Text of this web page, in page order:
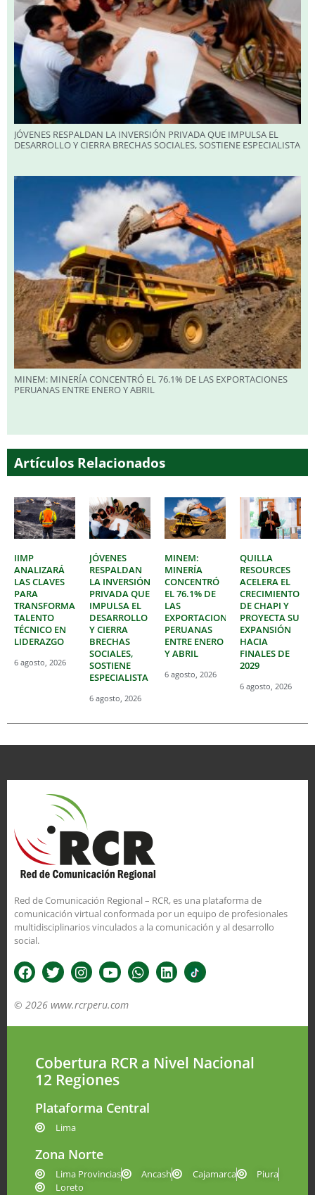
JÓVENES RESPALDAN LA INVERSIÓN PRIVADA QUE IMPULSA EL
DESARROLLO Y CIERRA BRECHAS SOCIALES, SOSTIENE ESPECIALISTA
MINEM: MINERÍA CONCENTRÓ EL 76.1% DE LAS EXPORTACIONES
PERUANAS ENTRE ENERO Y ABRIL
Artículos Relacionados
IIMP
ANALIZARÁ
LAS CLAVES
PARA
TRANSFORMAR
TALENTO
TÉCNICO EN
LIDERAZGO
6 agosto, 2026
JÓVENES
RESPALDAN
LA INVERSIÓN
PRIVADA QUE
IMPULSA EL
DESARROLLO
Y CIERRA
BRECHAS
SOCIALES,
SOSTIENE
ESPECIALISTA
6 agosto, 2026
MINEM:
MINERÍA
CONCENTRÓ
EL 76.1% DE
LAS
EXPORTACIONES
PERUANAS
ENTRE ENERO
Y ABRIL
6 agosto, 2026
QUILLA
RESOURCES
ACELERA EL
CRECIMIENTO
DE CHAPI Y
PROYECTA SU
EXPANSIÓN
HACIA
FINALES DE
2029
6 agosto, 2026
Red de Comunicación Regional – RCR, es una plataforma de
comunicación virtual conformada por un equipo de profesionales
multidisciplinarios vinculados a la comunicación y al desarrollo
social.
© 2026 www.rcrperu.com
Cobertura RCR a Nivel Nacional
12 Regiones
Plataforma Central
Lima
Zona Norte
Lima Provincias Ancash Cajamarca
Piura
Loreto